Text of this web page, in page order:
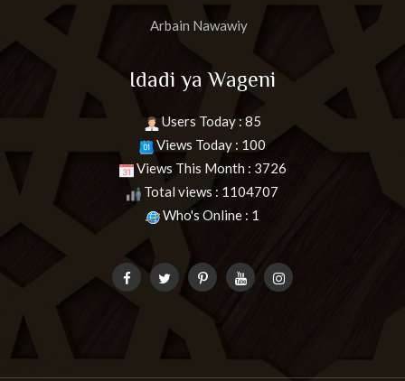
Arbain Nawawiy
Idadi ya Wageni
Users Today : 85
Views Today : 100
Views This Month : 3726
Total views : 1104707
Who's Online : 1